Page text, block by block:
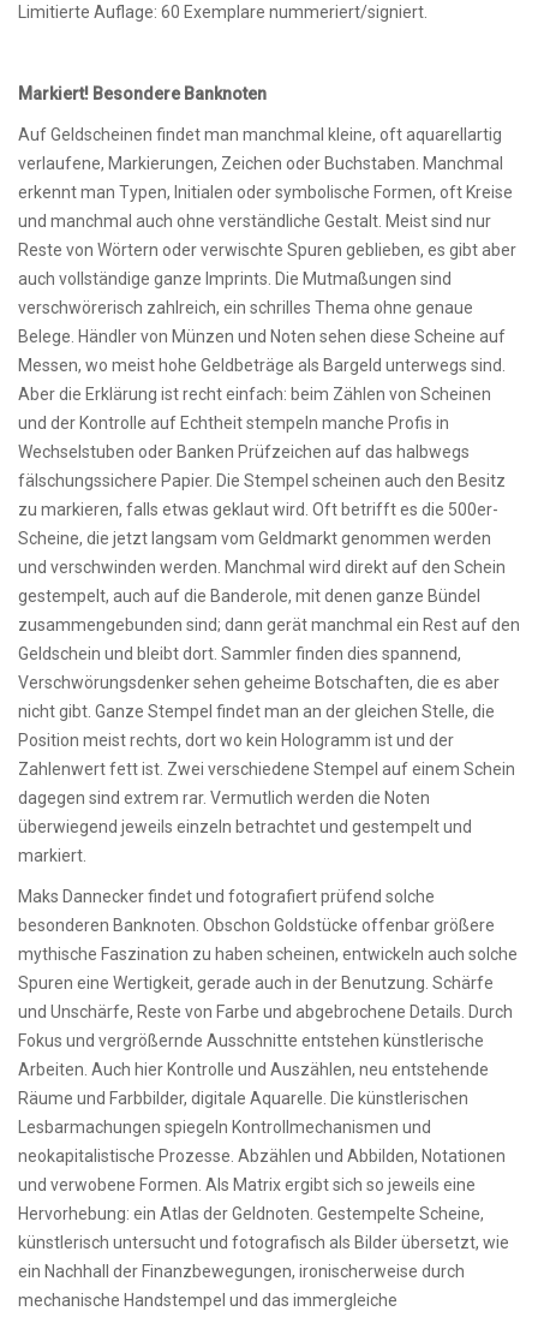
Limitierte Auflage: 60 Exemplare nummeriert/signiert.
Markiert! Besondere Banknoten
Auf Geldscheinen findet man manchmal kleine, oft aquarellartig
verlaufene, Markierungen, Zeichen oder Buchstaben. Manchmal
erkennt man Typen, Initialen oder symbolische Formen, oft Kreise
und manchmal auch ohne verständliche Gestalt. Meist sind nur
Reste von Wörtern oder verwischte Spuren geblieben, es gibt aber
auch vollständige ganze Imprints. Die Mutmaßungen sind
verschwörerisch zahlreich, ein schrilles Thema ohne genaue
Belege. Händler von Münzen und Noten sehen diese Scheine auf
Messen, wo meist hohe Geldbeträge als Bargeld unterwegs sind.
Aber die Erklärung ist recht einfach: beim Zählen von Scheinen
und der Kontrolle auf Echtheit stempeln manche Profis in
Wechselstuben oder Banken Prüfzeichen auf das halbwegs
fälschungssichere Papier. Die Stempel scheinen auch den Besitz
zu markieren, falls etwas geklaut wird. Oft betrifft es die 500er-
Scheine, die jetzt langsam vom Geldmarkt genommen werden
und verschwinden werden. Manchmal wird direkt auf den Schein
gestempelt, auch auf die Banderole, mit denen ganze Bündel
zusammengebunden sind; dann gerät manchmal ein Rest auf den
Geldschein und bleibt dort. Sammler finden dies spannend,
Verschwörungsdenker sehen geheime Botschaften, die es aber
nicht gibt. Ganze Stempel findet man an der gleichen Stelle, die
Position meist rechts, dort wo kein Hologramm ist und der
Zahlenwert fett ist. Zwei verschiedene Stempel auf einem Schein
dagegen sind extrem rar. Vermutlich werden die Noten
überwiegend jeweils einzeln betrachtet und gestempelt und
markiert.
Maks Dannecker findet und fotografiert prüfend solche
besonderen Banknoten. Obschon Goldstücke offenbar größere
mythische Faszination zu haben scheinen, entwickeln auch solche
Spuren eine Wertigkeit, gerade auch in der Benutzung. Schärfe
und Unschärfe, Reste von Farbe und abgebrochene Details. Durch
Fokus und vergrößernde Ausschnitte entstehen künstlerische
Arbeiten. Auch hier Kontrolle und Auszählen, neu entstehende
Räume und Farbbilder, digitale Aquarelle. Die künstlerischen
Lesbarmachungen spiegeln Kontrollmechanismen und
neokapitalistische Prozesse. Abzählen und Abbilden, Notationen
und verwobene Formen. Als Matrix ergibt sich so jeweils eine
Hervorhebung: ein Atlas der Geldnoten. Gestempelte Scheine,
künstlerisch untersucht und fotografisch als Bilder übersetzt, wie
ein Nachhall der Finanzbewegungen, ironischerweise durch
mechanische Handstempel und das immergleiche